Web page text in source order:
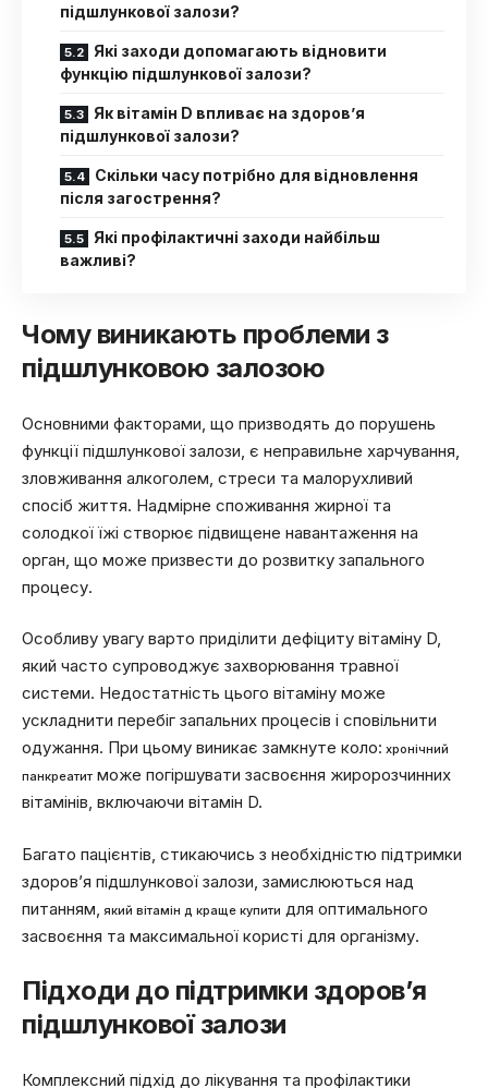
підшлункової залози?
Які заходи допомагають відновити
функцію підшлункової залози?
Як вітамін D впливає на здоров’я
підшлункової залози?
Скільки часу потрібно для відновлення
після загострення?
Які профілактичні заходи найбільш
важливі?
Чому виникають проблеми з
підшлунковою залозою
Основними факторами, що призводять до порушень
функції підшлункової залози, є неправильне харчування,
зловживання алкоголем, стреси та малорухливий
спосіб життя. Надмірне споживання жирної та
солодкої їжі створює підвищене навантаження на
орган, що може призвести до розвитку запального
процесу.
Особливу увагу варто приділити дефіциту вітаміну D,
який часто супроводжує захворювання травної
системи. Недостатність цього вітаміну може
ускладнити перебіг запальних процесів і сповільнити
одужання. При цьому виникає замкнуте коло: хронічний
панкреатит може погіршувати засвоєння жиророзчинних
вітамінів, включаючи вітамін D.
Багато пацієнтів, стикаючись з необхідністю підтримки
здоров’я підшлункової залози, замислюються над
питанням,
який вітамін д краще купити для оптимального
засвоєння та максимальної користі для організму.
Підходи до підтримки здоров’я
підшлункової залози
Комплексний підхід до лікування та профілактики